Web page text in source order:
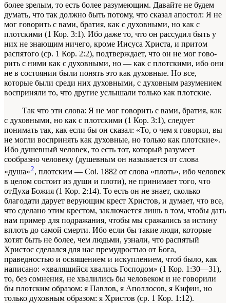
более зре­лым, то есть более разумеющим. Давайте не бу­дем
думать, что так должно быть потому, что ска­зал апостол: Я не
мог говорить с вами, братия, как с духовными, но как с
плотскими (1 Кор. 3:1). Ибо даже то, что он рассудил быть у
них не знающим ничего, кроме Иисуса Христа, и притом
распятого (ср. 1 Кор. 2:2), подтверждает, что он не мог гово­
рить с ними как с духовными, но — как с плотски­ми, ибо они
не в состоянии были понять это как духовные. Но все,
которые были среди них духов­ными, с духовным разумением
восприняли то, что другие услышали только как плотские.
Так что эти слова: Я не мог говорить с вами, братия, как
с духовными, но как с плотскими (1 Кор. 3:1), следует
понимать так, как если бы он сказал: «То, о чем я говорил, вы
не могли вос­принять как духовные, но только как плотские».
Ибо душевный человек, то есть тот, который раз­умеет
сообразно человеку (душевным он назы­вается от слова
«душа»2, плотским — Coi. 1882 от слова «плоть», ибо человек
в целом состоит из души и плоти), не принимает того, что
отДуха Божия (1 Кор. 2:14). То есть он не знает, сколь­ко
благодати дарует верующим крест Христов, и думает, что все,
что сделано этим крестом, за­ключается лишь в том, чтобы дать
нам пример для подражания, чтобы мы сражались за истину
вплоть до самой смерти. Ибо если бы такие люди, которые
хотят быть не более, чем людьми, узна­ли, что распятый
Христос сделался для нас пре­мудростью от Бога,
праведностью и освящением и искуплением, чтоб было, как
написано: «хваля­щийся хвались Господом» (1 Кор. 1:30—31),
то, без сомнения, не хвалились бы человеком и не гово­рили
бы плотским образом: я Павлов, я Аполлосов, я Кифин, но
только духовным образом: я Христов (ср. 1 Кор. 1:12).